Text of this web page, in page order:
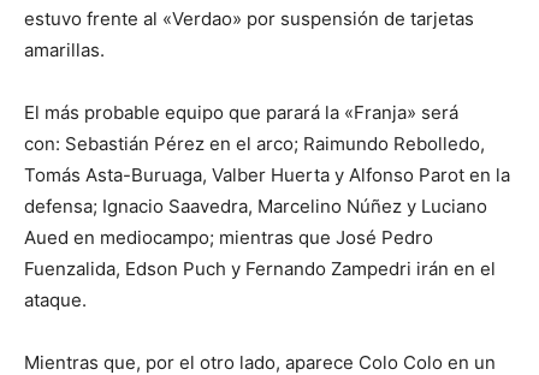
estuvo frente al «Verdao» por suspensión de tarjetas
amarillas.
El más probable equipo que parará la «Franja» será
con: Sebastián Pérez en el arco; Raimundo Rebolledo,
Tomás Asta-Buruaga, Valber Huerta y Alfonso Parot en la
defensa; Ignacio Saavedra, Marcelino Núñez y Luciano
Aued en mediocampo; mientras que José Pedro
Fuenzalida, Edson Puch y Fernando Zampedri irán en el
ataque.
Mientras que, por el otro lado, aparece Colo Colo en un